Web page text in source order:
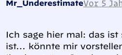
Mr_UnderestimateVor 5
Ich sage hier mal: das
ist… könnte mir